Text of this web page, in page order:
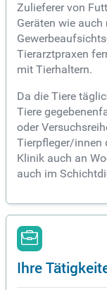
Zulieferer von
Geräten wie
Tierarztpraxen
mit Tierhaltern.
Da die Tiere
Tiere
oder
Tierpfleger/innen
Klinik auch an
auch im
Ihre